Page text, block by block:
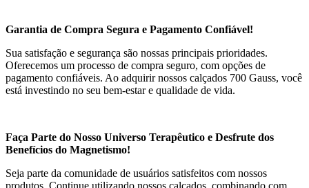
Garantia de Compra Segura e Pagamento Confiável!
Sua satisfação e segurança são nossas principais prioridades.
Oferecemos um processo de compra seguro, com opções de
pagamento confiáveis. Ao adquirir nossos calçados 700 Gauss, você
está investindo no seu bem-estar e qualidade de vida.
Faça Parte do Nosso Universo Terapêutico e Desfrute dos
Benefícios do Magnetismo!
Seja parte da comunidade de usuários satisfeitos com nossos
produtos. Continue utilizando nossos calçados, combinando com